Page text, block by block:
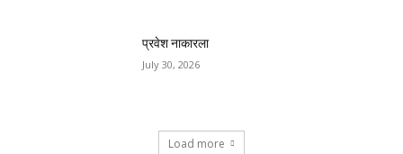
प्रवेश नाकारला
July 30, 2026
Load more